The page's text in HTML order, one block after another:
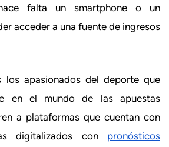
falta un smartphone o un
acceder a una fuente de ingresos
los apasionados del deporte que
en el mundo de las apuestas
a plataformas que cuentan con
digitalizados con pronósticos